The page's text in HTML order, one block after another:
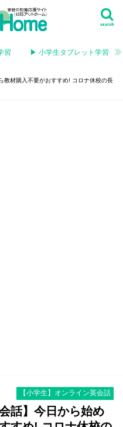
search
習 ▶︎ 小学生タブレット学習
教材購入不要がおすすめ! コロナ休校の長
【小学生】オンライン英会話
話】今日から始め